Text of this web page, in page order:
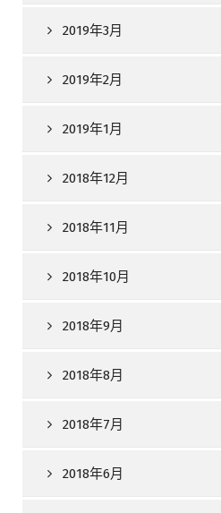
2019年3月
2019年2月
2019年1月
2018年12月
2018年11月
2018年10月
2018年9月
2018年8月
2018年7月
2018年6月